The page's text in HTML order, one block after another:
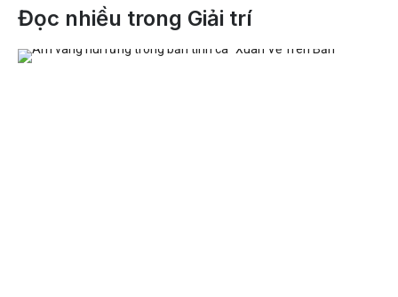
Đọc nhiều trong Giải trí